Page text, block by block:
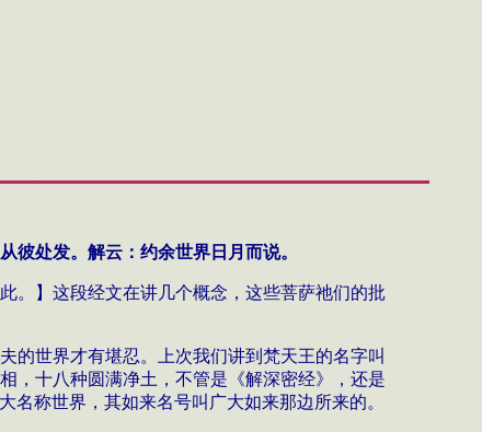
彼处发。解云：约余世界日月而说。
。】 这段经文在讲几个概念，这些菩萨祂们的批
的世界才有堪忍。上次我们讲到梵天王的名字叫
，十八种圆满净土，不管是《解深密经》，还是
名称世界，其如来名号叫广大如来那边所来的。